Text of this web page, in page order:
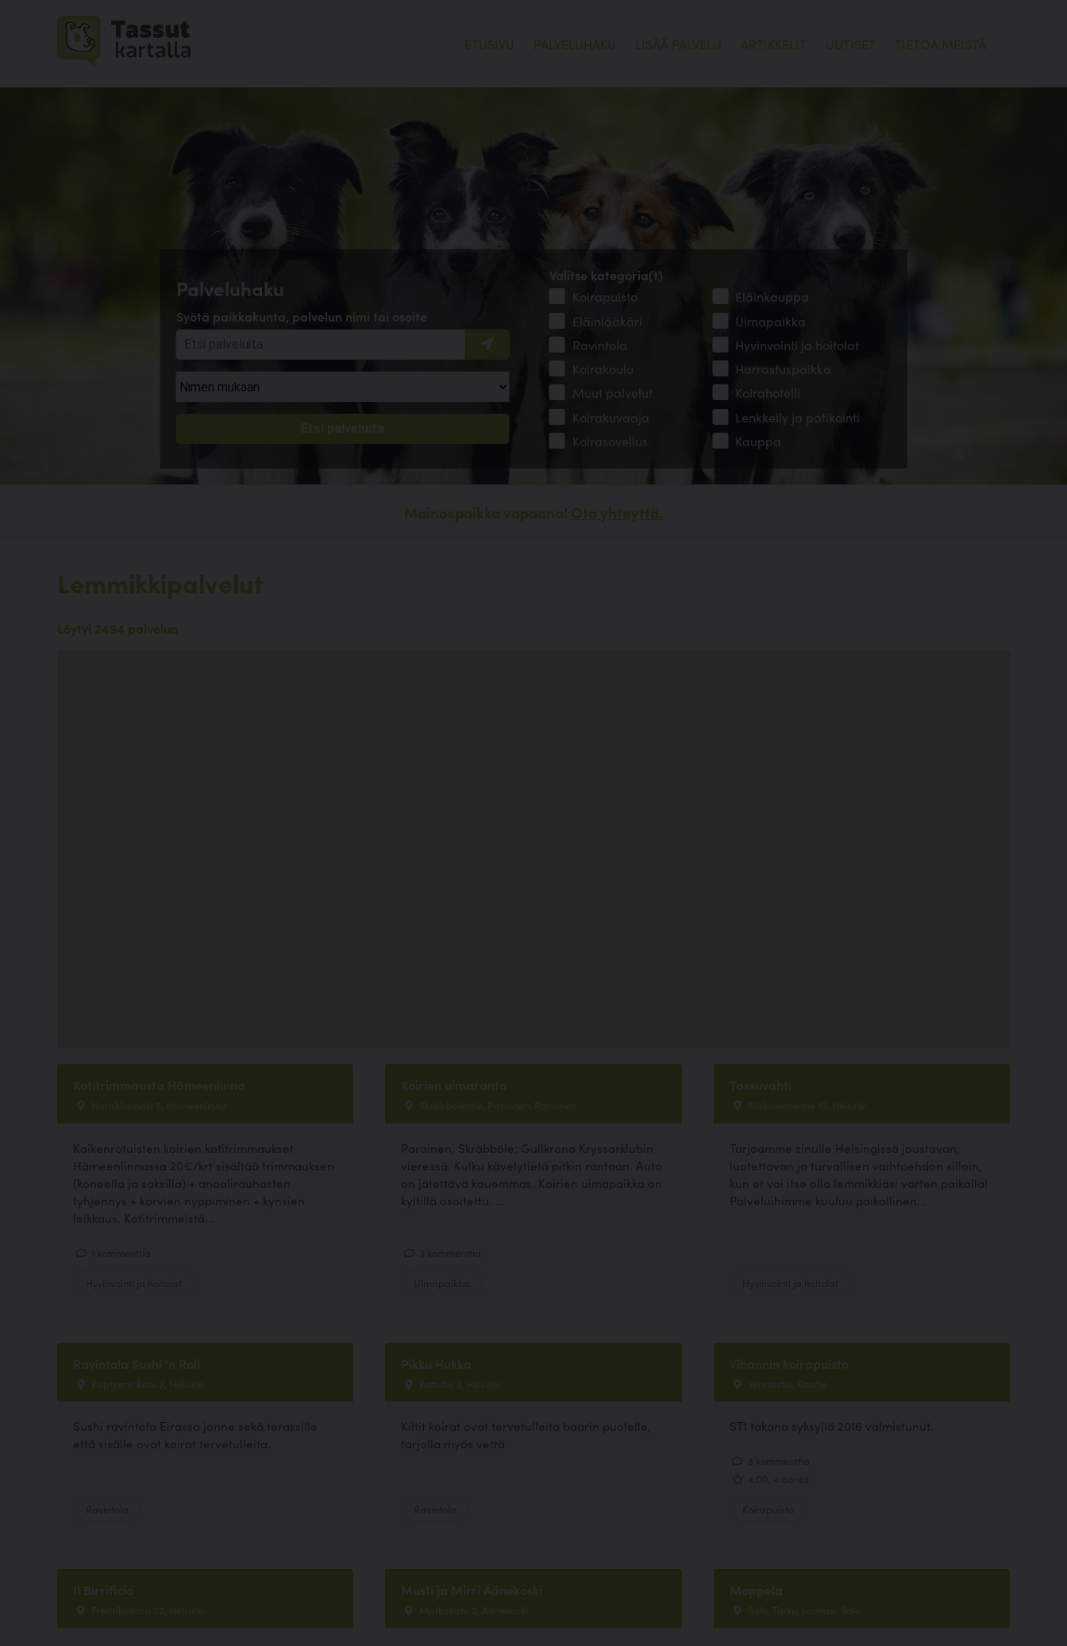
ETUSIVU PALVELUHAKU LISÄÄ PALVELU ARTIKKELIT UUTISET TIETOA MEISTÄ
Palveluhaku
Syötä paikkakunta, palvelun nimi tai osoite
Valitse kategoria(t)
Koirapuisto
Eläinkauppa
Eläinlääkäri
Uimapaikka
Ravintola
Hyvinvointi ja hoitolat
Koirakoulu
Harrastuspaikka
Muut palvelut
Koirahotelli
Koirakuvaaja
Lenkkeily ja patikointi
Koirasovellus
Kauppa
Mainospaikka vapaana! Ota yhteyttä.
Lemmikkipalvelut
Löytyi 2494 palvelua
Kotitrimmausta Hämeenlinna
Harakkamäki 5, Hämeenlinna
Kaikenrotuisten koirien kotitrimmaukset
Hämeenlinnassa 20€/krt sisältää trimmauksen
(koneella ja saksilla) + anaalirauhasten
tyhjennys + korvien nyppiminen + kynsien
leikkaus. Kotitrimmeistä...
Koirien uimaranta
Skräbbölentie, Parainen, Parainen
Parainen, Skräbböle: Gullkrona Kryssarklubin
vieressä. Kulku kävelytietä pitkin rantaan. Auto
on jätettävä kauemmas. Koirien uimapaikka on
kyltillä osoitettu. ...
Tassuvahti
Särkiniementie 10, Helsinki
Tarjoamme sinulle Helsingissä joustavan,
luotettavan ja turvallisen vaihtoehdon silloin,
kun et voi itse olla lemmikkiäsi varten paikalla!
Palveluihimme kuuluu paikallinen...
Ravintola Sushi 'n Roll
Kapteeninkatu 7, Helsinki
Sushi ravintola Eirassa jonne sekä terassille
että sisälle ovat koirat tervetulleita.
Pikku Hukka
Kettutie 3, Helsinki
Kiltit koirat ovat tervetulleita baarin puolelle,
tarjolla myös vettä
Vihannin koirapuisto
Verstastie, Raahe
ST1 takana syksyllä 2016 valmistunut.
Il Birrificio
Fredrikinkatu 22, Helsinki
Musti ja Mirri Äänekoski
Matkakatu 2, Äänekoski
Moppela
Salo, Turku, Loimaa, Salo